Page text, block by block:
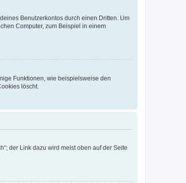
Benutzerkontos durch einen Dritten. Um
Computer, zum Beispiel in einem
Funktionen, wie beispielsweise den
löscht.
der Link dazu wird meist oben auf der Seite